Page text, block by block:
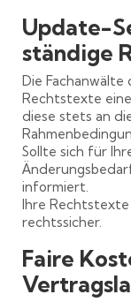
Update-
ständige
Die
Rechtstexte
diese stets an
Sollte sich für
informiert.
Ihre
rechtssicher.
Faire